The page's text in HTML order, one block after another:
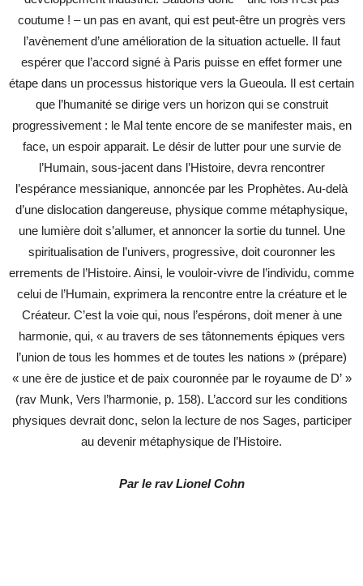
coutume ! – un pas en avant, qui est peut-être un progrès vers
l’avènement d’une amélioration de la situation actuelle. Il faut
espérer que l’accord signé à Paris puisse en effet former une
étape dans un processus historique vers la Gueoula. Il est certain
que l’humanité se dirige vers un horizon qui se construit
progressivement : le Mal tente encore de se manifester mais, en
face, un espoir apparait. Le désir de lutter pour une survie de
l’Humain, sous-jacent dans l’Histoire, devra rencontrer
l’espérance messianique, annoncée par les Prophètes. Au-delà
d’une dislocation dangereuse, physique comme métaphysique,
une lumière doit s’allumer, et annoncer la sortie du tunnel. Une
spiritualisation de l’univers, progressive, doit couronner les
errements de l’Histoire. Ainsi, le vouloir-vivre de l’individu, comme
celui de l’Humain, exprimera la rencontre entre la créature et le
Créateur. C’est la voie qui, nous l’espérons, doit mener à une
harmonie, qui, « au travers de ses tâtonnements épiques vers
l’union de tous les hommes et de toutes les nations » (prépare)
« une ère de justice et de paix couronnée par le royaume de D’ »
(rav Munk, Vers l’harmonie, p. 158). L’accord sur les conditions
physiques devrait donc, selon la lecture de nos Sages, participer
au devenir métaphysique de l’Histoire.
Par le rav Lionel Cohn